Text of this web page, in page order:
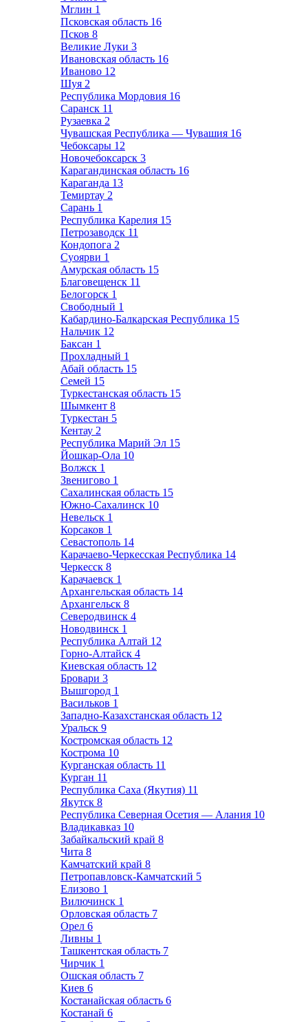
Мглин 1
Псковская область 16
Псков 8
Великие Луки 3
Ивановская область 16
Иваново 12
Шуя 2
Республика Мордовия 16
Саранск 11
Рузаевка 2
Чувашская Республика — Чувашия 16
Чебоксары 12
Новочебоксарск 3
Карагандинская область 16
Караганда 13
Темиртау 2
Сарань 1
Республика Карелия 15
Петрозаводск 11
Кондопога 2
Суоярви 1
Амурская область 15
Благовещенск 11
Белогорск 1
Свободный 1
Кабардино-Балкарская Республика 15
Нальчик 12
Баксан 1
Прохладный 1
Абай область 15
Семей 15
Туркестанская область 15
Шымкент 8
Туркестан 5
Кентау 2
Республика Марий Эл 15
Йошкар-Ола 10
Волжск 1
Звенигово 1
Сахалинская область 15
Южно-Сахалинск 10
Невельск 1
Корсаков 1
Севастополь 14
Карачаево-Черкесская Республика 14
Черкесск 8
Карачаевск 1
Архангельская область 14
Архангельск 8
Северодвинск 4
Новодвинск 1
Республика Алтай 12
Горно-Алтайск 4
Киевская область 12
Бровари 3
Вышгород 1
Васильков 1
Западно-Казахстанская область 12
Уральск 9
Костромская область 12
Кострома 10
Курганская область 11
Курган 11
Республика Саха (Якутия) 11
Якутск 8
Республика Северная Осетия — Алания 10
Владикавказ 10
Забайкальский край 8
Чита 8
Камчатский край 8
Петропавловск-Камчатский 5
Елизово 1
Вилючинск 1
Орловская область 7
Орел 6
Ливны 1
Ташкентская область 7
Чирчик 1
Ошская область 7
Киев 6
Костанайская область 6
Костанай 6